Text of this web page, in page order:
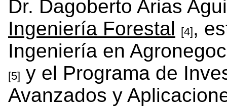
Dr. Dagoberto Arias
Ingeniería Forestal
[4] ,
Ingeniería en
[5] y el Programa de
Avanzados y